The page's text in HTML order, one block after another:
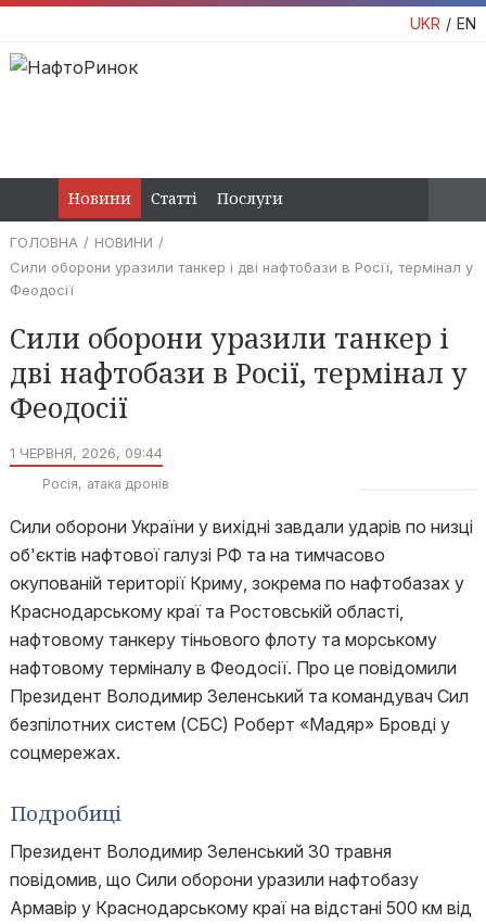
UKR EN
Новини Статті Послуги
ГОЛОВНА
НОВИНИ
Сили оборони уразили танкер і дві нафтобази в Росії, термінал у
Феодосії
Сили оборони уразили танкер і
дві нафтобази в Росії, термінал у
Феодосії
1 ЧЕРВНЯ, 2026, 09:44
Росія атака дронів
Сили оборони України у вихідні завдали ударів по низці
об'єктів нафтової галузі РФ та на тимчасово
окупованій території Криму, зокрема по нафтобазах у
Краснодарському краї та Ростовській області,
нафтовому танкеру тіньового флоту та морському
нафтовому терміналу в Феодосії. Про це повідомили
Президент Володимир Зеленський та командувач Сил
безпілотних систем (СБС) Роберт «Мадяр» Бровді у
соцмережах.
Подробиці
Президент Володимир Зеленський 30 травня
повідомив, що Сили оборони уразили нафтобазу
Армавір у Краснодарському краї на відстані 500 км від